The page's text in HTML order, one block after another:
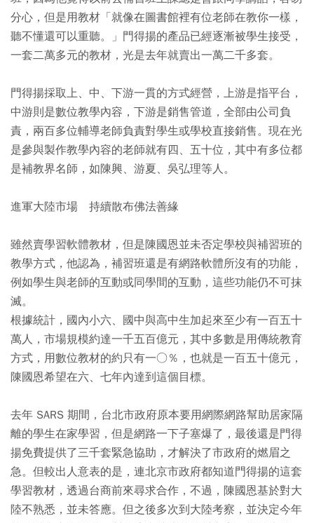
分心，但是用教材「就像在圖書館裡有位老師在教你一樣，
聽不懂還可以重聽。」門得揚的產品已經逐漸被學生接受，
一套二萬多元的教材，光是去年就賣出一萬二千多套。
門得揚採取上、中、下游一貫的方式經營，上游是指平台，
中游則是數位教學內容，下游是銷售管道，全部由公司負
責，兩百多位輔導老師負責對學生或學校直接銷售。現在光
是參與製作教學內容的老師就有四、五十位，其中有多位都
是補教界名師，如陳興、游夏、吳弘理等人。
進軍大陸市場 持續散布佛法善緣
雖然賣學習軟體教材，但是陳國恩並未否定學校與補習班的
教學方式，他認為，補習班還是有網路軟體所沒有的功能，
例如學生與老師的互動或同學間的互動，這些功能仍不可抹
滅。
根據統計，國內小六、國中與高中生加起來至少有一百五十
萬人，市場規模約達一千五百億元，其中多數是用傳統教育
方式，用數位教材的約只有一○％，也就是一百五十億元，
陳國恩希望在六、七年內達到這個目標。
去年 SARS 期間，台北市政府原本要用網際網路幫助居家隔
離的學生在家學習，但是網路一下子塞爆了，最後還是門得
揚免費提供了三千套緊急協助，才解決了市政府的燃眉之
急。但較出人意表的是，連北京市政府都知道門得揚的這套
學習教材，透過台商前來尋求合作，不過，陳國恩基於對大
陸不熟悉，並未答應。但之後多次到大陸考察，並決定今年